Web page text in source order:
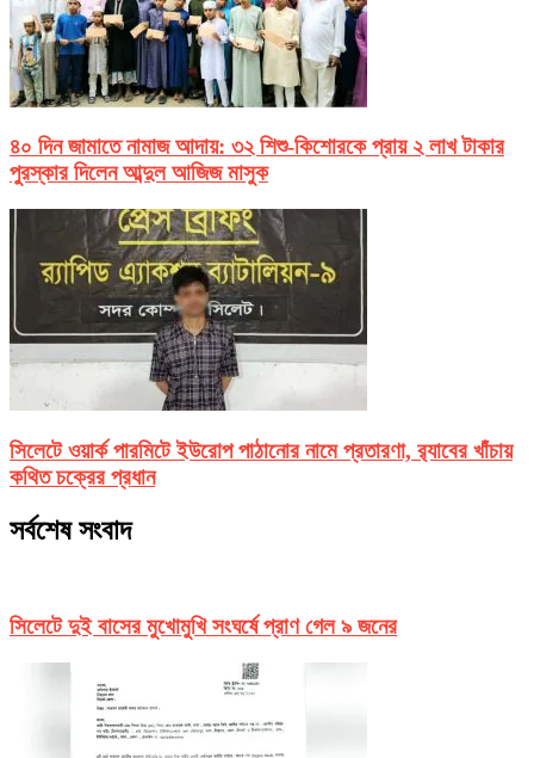
৪০ দিন জামাতে নামাজ আদায়: ৩২ শিশু-কিশোরকে প্রায় ২ লাখ টাকার
পুরস্কার দিলেন আব্দুল আজিজ মাসুক
সিলেটে ওয়ার্ক পারমিটে ইউরোপ পাঠানোর নামে প্রতারণা, র‌্যাবের খাঁচায়
কথিত চক্রের প্রধান
সর্বশেষ সংবাদ
সিলেটে দুই বাসের মুখোমুখি সংঘর্ষে প্রাণ গেল ৯ জনের